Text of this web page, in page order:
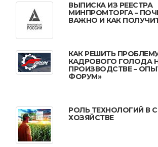
ВЫПИСКА ИЗ РЕЕСТРА
МИНПРОМТОРГА –
ВАЖНО И КАК
КАК РЕШИТЬ
КАДРОВОГО ГОЛОДА
ПРОИЗВОДСТВЕ –
ФОРУМ»
РОЛЬ ТЕХНОЛОГИЙ В
ХОЗЯЙСТВЕ